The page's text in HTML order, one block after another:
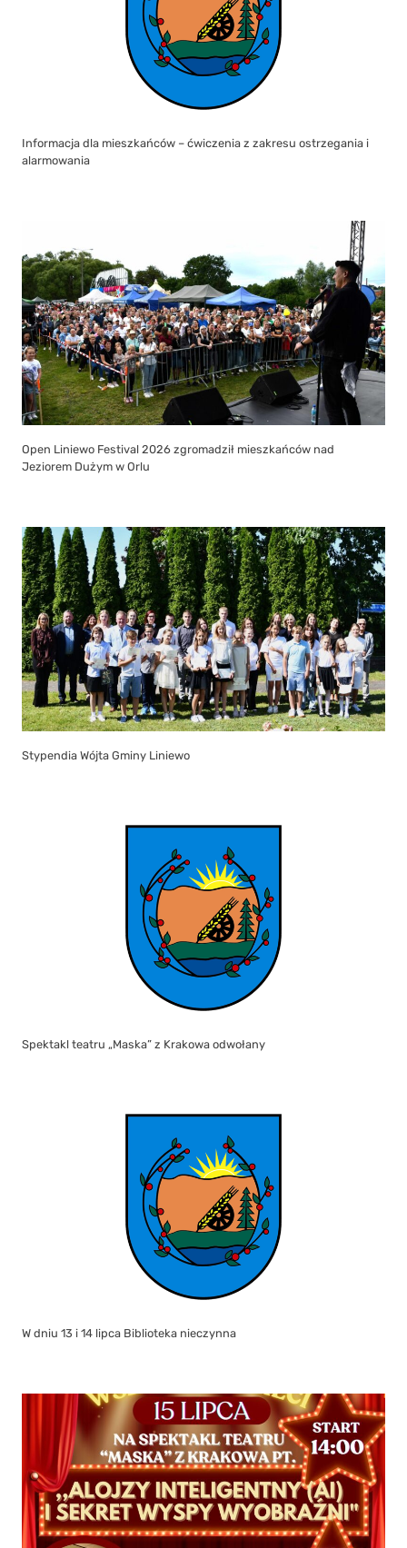
Informacja dla mieszkańców – ćwiczenia z zakresu ostrzegania i
alarmowania
Open Liniewo Festival 2026 zgromadził mieszkańców nad
Jeziorem Dużym w Orlu
Stypendia Wójta Gminy Liniewo
Spektakl teatru „Maska” z Krakowa odwołany
W dniu 13 i 14 lipca Biblioteka nieczynna